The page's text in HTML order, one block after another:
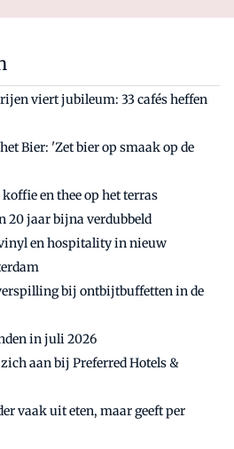
viert jubileum: 33 cafés heffen
Bier: 'Zet bier op smaak op de
en thee op het terras
20 jaar bijna verdubbeld
en hospitality in nieuw
bij ontbijtbuffetten in de
in juli 2026
aan bij Preferred Hotels &
vaak uit eten, maar geeft per